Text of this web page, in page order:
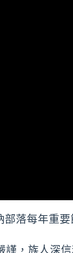
落每年重
，族人深